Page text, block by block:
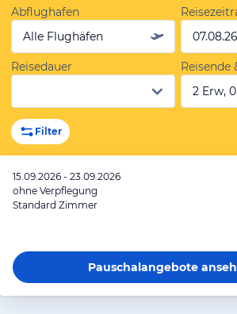
Abflughafen
Alle Flughäfen
Reisedauer
Reisende
2 Erw,
Filter
15.09.2026 - 23.09.2026
ohne Verpflegung
Standard Zimmer
Pauschalangebote